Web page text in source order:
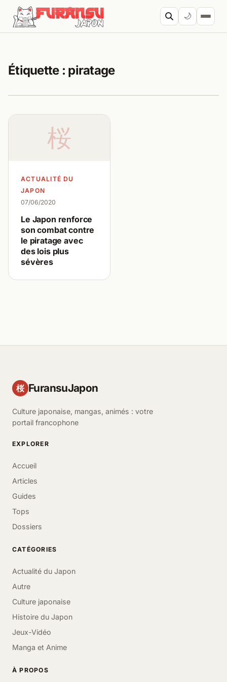
Aller au contenu
🌙
Étiquette : piratage
桜
ACTUALITÉ DU
JAPON
07/06/2020
Le Japon renforce
son combat contre
le piratage avec
des lois plus
sévères
桜 FuransuJapon
Culture japonaise, mangas, animés : votre
portail francophone
EXPLORER
Accueil
Articles
Guides
Tops
Dossiers
CATÉGORIES
Actualité du Japon
Autre
Culture japonaise
Histoire du Japon
Jeux-Vidéo
Manga et Anime
À PROPOS